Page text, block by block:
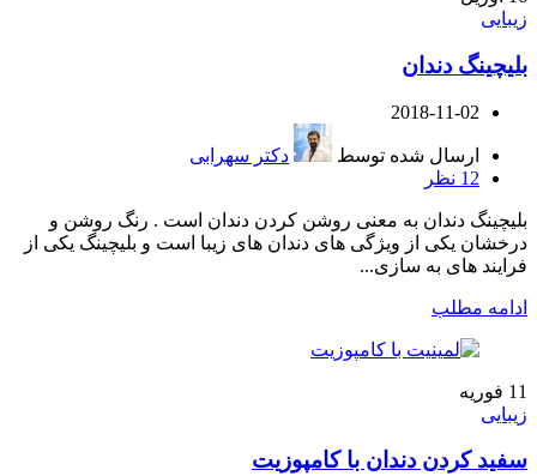
زیبایی
بلیچینگ دندان
2018-11-02
ارسال شده توسط
دکتر سهرابی
12 نظر
بلیچینگ دندان به معنی روشن کردن دندان است . رنگ روشن و
درخشان یکی از ویژگی های دندان های زیبا است و بلیچینگ یکی از
فرایند های به سازی...
ادامه مطلب
11 فوریه
زیبایی
سفید کردن دندان با کامپوزیت